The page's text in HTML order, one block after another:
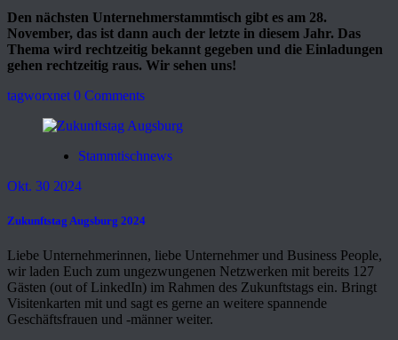
Den nächsten Unternehmerstammtisch gibt es am 28.
November, das ist dann auch der letzte in diesem Jahr. Das
Thema wird rechtzeitig bekannt gegeben und die Einladungen
gehen rechtzeitig raus. Wir sehen uns!
tagworxnet 0 Comments
Stammtischnews
Okt. 30 2024
Zukunftstag Augsburg 2024
Liebe Unternehmerinnen, liebe Unternehmer und Business People,
wir laden Euch zum ungezwungenen Netzwerken mit bereits 127
Gästen (out of LinkedIn) im Rahmen des Zukunftstags ein. Bringt
Visitenkarten mit und sagt es gerne an weitere spannende
Geschäftsfrauen und -männer weiter.